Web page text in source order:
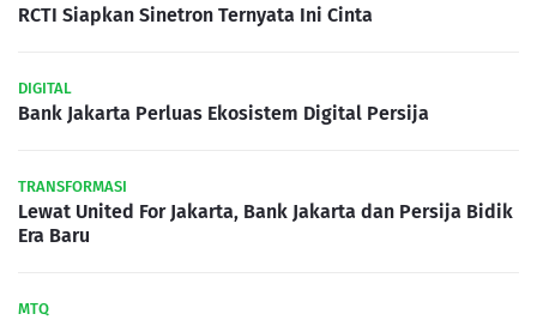
RCTI Siapkan Sinetron Ternyata Ini Cinta
DIGITAL
Bank Jakarta Perluas Ekosistem Digital Persija
TRANSFORMASI
Lewat United For Jakarta, Bank Jakarta dan Persija Bidik
Era Baru
MTQ